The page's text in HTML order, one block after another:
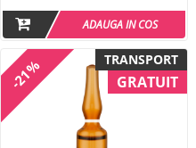
ADAUGA IN COS
TRANSPORT
GRATUIT
-21%